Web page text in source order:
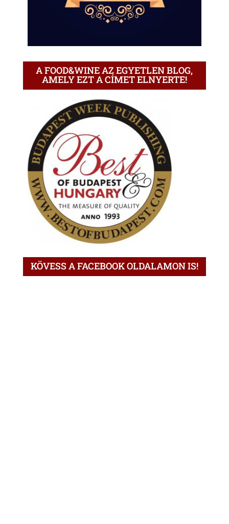
A FOOD&WINE AZ EGYETLEN BLOG,
AMELY EZT A CÍMET ELNYERTE!
KÖVESS A FACEBOOK OLDALAMON IS!